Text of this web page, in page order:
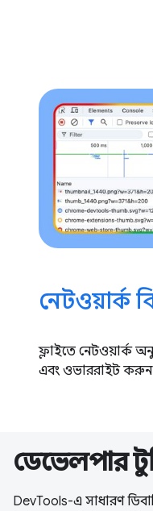
নেটওয়ার্ক
ফ্লাইতে নেটওয়ার্ক
এবং ওভাররাইট
ডেভেলপার
DevTools-এ সাধারণ